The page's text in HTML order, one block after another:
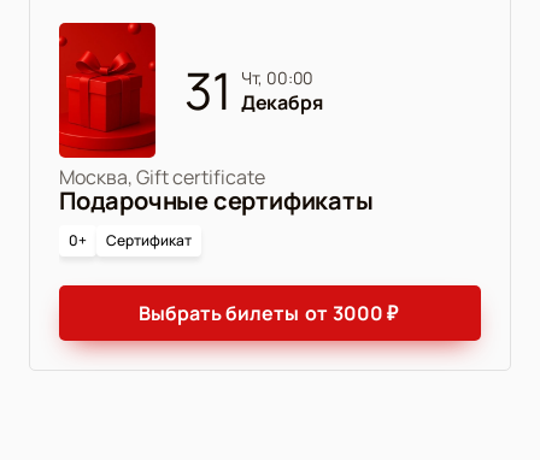
31 чт, 00:00
Декабря
Москва, Gift certificate
Подарочные сертификаты
0+ Сертификат
Выбрать билеты от 3000₽